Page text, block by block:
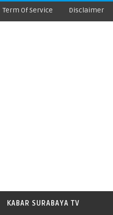
Term Of Service Disclaimer
KABAR SURABAYA TV